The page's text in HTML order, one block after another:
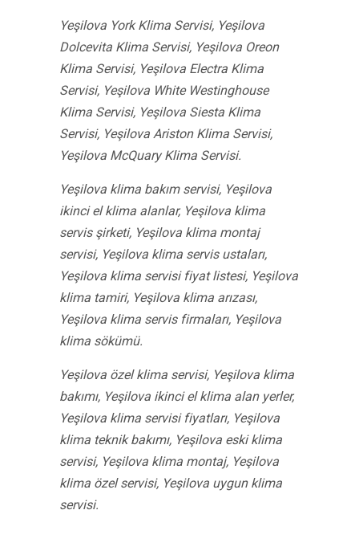
Yeşilova York Klima Servisi, Yeşilova
Dolcevita Klima Servisi, Yeşilova Oreon
Klima Servisi, Yeşilova Electra Klima
Servisi, Yeşilova White Westinghouse
Klima Servisi, Yeşilova Siesta Klima
Servisi, Yeşilova Ariston Klima Servisi,
Yeşilova McQuary Klima Servisi.
Yeşilova klima bakım servisi, Yeşilova
ikinci el klima alanlar, Yeşilova klima
servis şirketi, Yeşilova klima montaj
servisi, Yeşilova klima servis ustaları,
Yeşilova klima servisi fiyat listesi, Yeşilova
klima tamiri, Yeşilova klima arızası,
Yeşilova klima servis firmaları, Yeşilova
klima sökümü.
Yeşilova özel klima servisi, Yeşilova klima
bakımı, Yeşilova ikinci el klima alan yerler,
Yeşilova klima servisi fiyatları, Yeşilova
klima teknik bakımı, Yeşilova eski klima
servisi, Yeşilova klima montaj, Yeşilova
klima özel servisi, Yeşilova uygun klima
servisi.